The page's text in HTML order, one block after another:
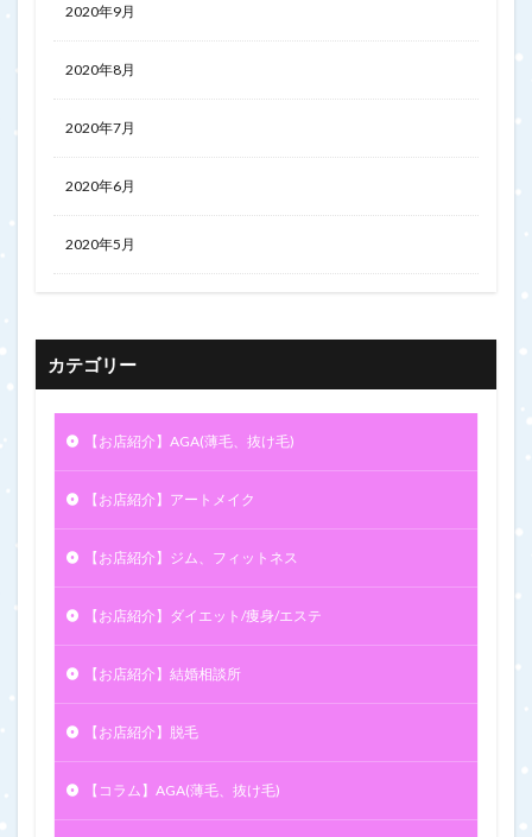
2020年9月
2020年8月
2020年7月
2020年6月
2020年5月
カテゴリー
【お店紹介】AGA(薄毛、抜け毛)
【お店紹介】アートメイク
【お店紹介】ジム、フィットネス
【お店紹介】ダイエット/痩身/エステ
【お店紹介】結婚相談所
【お店紹介】脱毛
【コラム】AGA(薄毛、抜け毛)